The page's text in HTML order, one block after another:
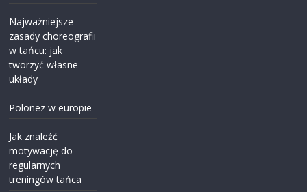
Najważniejsze
zasady choreografii
w tańcu: jak
tworzyć własne
układy
Polonez w europie
Jak znaleźć
motywację do
regularnych
treningów tańca